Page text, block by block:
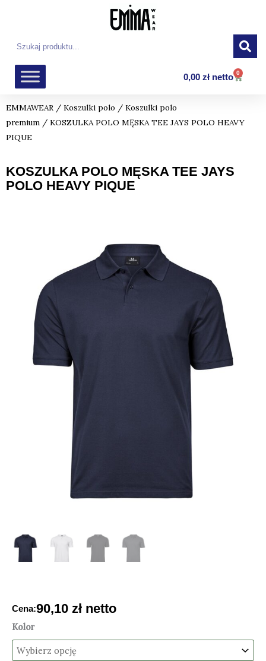
Szukaj
0,00 zł netto 0
Wózek
EMMAWEAR / Koszulki polo / Koszulki polo
premium / KOSZULKA POLO MĘSKA TEE JAYS POLO HEAVY
PIQUE
KOSZULKA POLO MĘSKA TEE JAYS
POLO HEAVY PIQUE
Cena:90,10 zł netto
Kolor
ilość
KOSZULKA
POLO